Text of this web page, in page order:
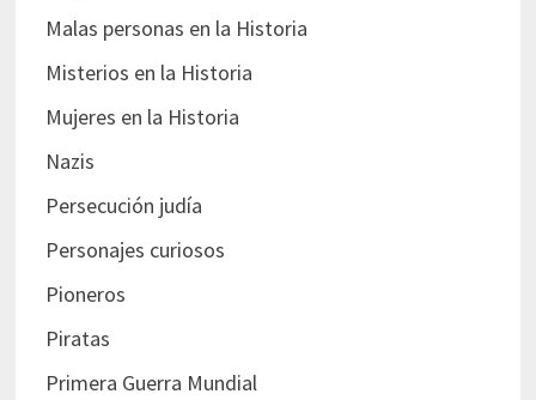
Malas personas en la Historia
Misterios en la Historia
Mujeres en la Historia
Nazis
Persecución judía
Personajes curiosos
Pioneros
Piratas
Primera Guerra Mundial